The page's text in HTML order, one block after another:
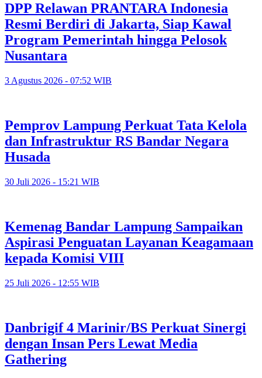
DPP Relawan PRANTARA Indonesia
Resmi Berdiri di Jakarta, Siap Kawal
Program Pemerintah hingga Pelosok
Nusantara
3 Agustus 2026 - 07:52 WIB
Pemprov Lampung Perkuat Tata Kelola
dan Infrastruktur RS Bandar Negara
Husada
30 Juli 2026 - 15:21 WIB
Kemenag Bandar Lampung Sampaikan
Aspirasi Penguatan Layanan Keagamaan
kepada Komisi VIII
25 Juli 2026 - 12:55 WIB
Danbrigif 4 Marinir/BS Perkuat Sinergi
dengan Insan Pers Lewat Media
Gathering